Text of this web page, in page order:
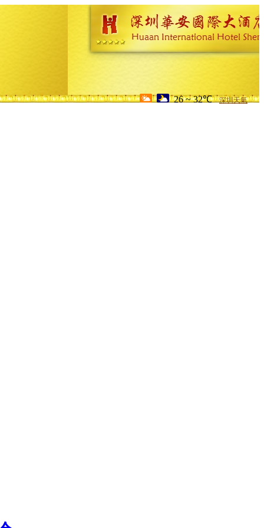
26 ~ 32℃ 深圳天氣